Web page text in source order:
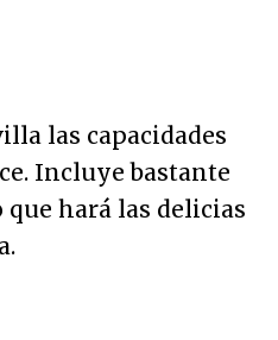
las capacidades
Incluye bastante
hará las delicias